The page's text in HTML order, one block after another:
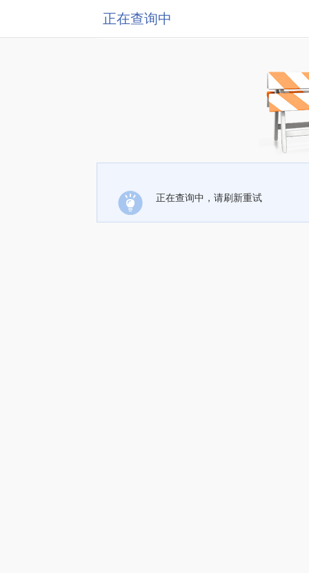
正在查询中
正在查询中，请刷新重试